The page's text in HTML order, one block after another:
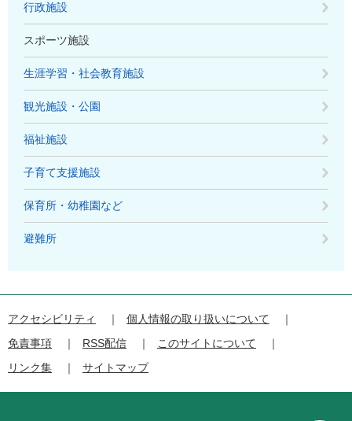
行政施設
スポーツ施設
生涯学習・社会教育施設
観光施設・公園
福祉施設
子育て支援施設
保育所・幼稚園など
避難所
アクセシビリティ
個人情報の取り扱いについて
免責事項
RSS配信
このサイトについて
リンク集
サイトマップ